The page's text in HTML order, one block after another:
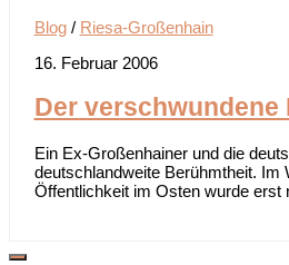
Blog/ Riesa-Großenhain
16. Februar 2006
Der verschwundene
Ein Ex-Großenhainer und die
deutschlandweite Berühmtheit. Im
Öffentlichkeit im Osten wurde erst